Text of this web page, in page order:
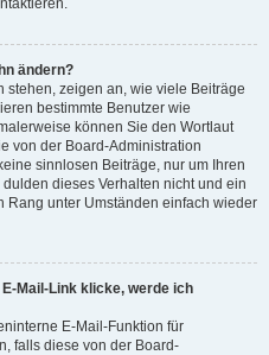
ändern?
stehen, zeigen an, wie viele Beiträge
bestimmte Benutzer wie
können Sie den Wortlaut
von der Board-Administration
sinnlosen Beiträge, nur um Ihren
dieses Verhalten nicht und ein
Rang unter Umständen einfach wieder
Mail-Link klicke, werde ich
E-Mail-Funktion für
falls diese von der Board-